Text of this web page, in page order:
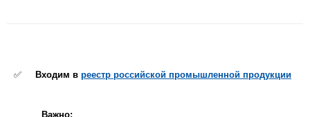
✅ Входим в реестр российской промышленной продукции
Важно: